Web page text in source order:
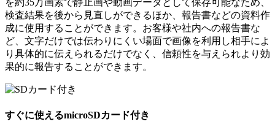
を約35万画素で静止画や動画データとして保存可能なため、
検査結果を後から見直しができるほか、報告書などの資料作
成に使用することができます。お客様や社内への報告書な
ど、文字だけでは伝わりにくい場面で画像を利用し相手によ
り具体的に伝えられるだけでなく、信頼性を与えられより効
果的に報告することができます。
すぐに使えるmicroSDカード付き